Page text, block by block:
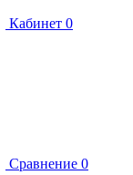
Кабинет 0
Сравнение 0